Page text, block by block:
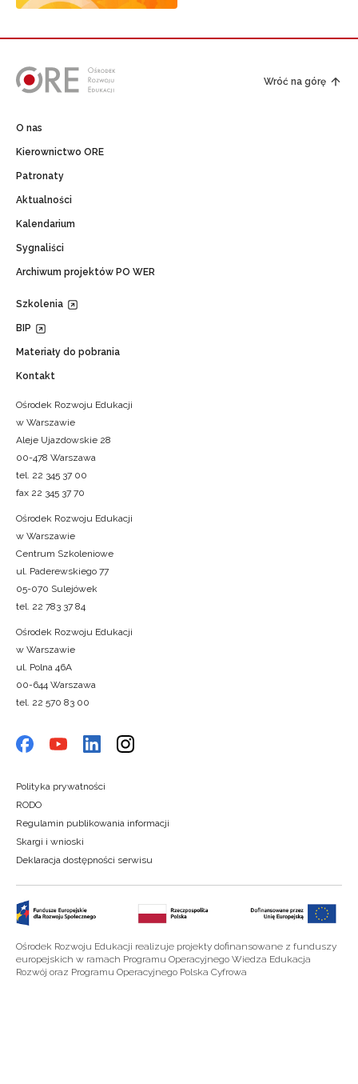
Wróć na górę
O nas
Kierownictwo ORE
Patronaty
Aktualności
Kalendarium
Sygnaliści
Archiwum projektów PO WER
Szkolenia
BIP
Materiały do pobrania
Kontakt
Ośrodek Rozwoju Edukacji
w Warszawie
Aleje Ujazdowskie 28
00-478 Warszawa
tel. 22 345 37 00
fax 22 345 37 70
Ośrodek Rozwoju Edukacji
w Warszawie
Centrum Szkoleniowe
ul. Paderewskiego 77
05-070 Sulejówek
tel. 22 783 37 84
Ośrodek Rozwoju Edukacji
w Warszawie
ul. Polna 46A
00-644 Warszawa
tel. 22 570 83 00
Polityka prywatności
RODO
Regulamin publikowania informacji
Skargi i wnioski
Deklaracja dostępności serwisu
Ośrodek Rozwoju Edukacji realizuje projekty dofinansowane z funduszy
europejskich w ramach Programu Operacyjnego Wiedza Edukacja
Rozwój oraz Programu Operacyjnego Polska Cyfrowa